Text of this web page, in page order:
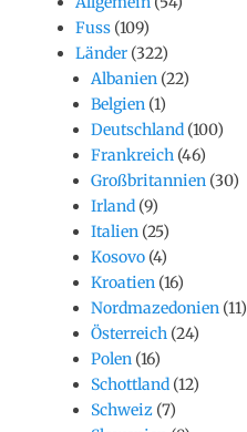
Fuss (109)
Länder (322)
Albanien (22)
Belgien (1)
Deutschland (100)
Frankreich (46)
Großbritannien (30)
Irland (9)
Italien (25)
Kosovo (4)
Kroatien (16)
Nordmazedonien (11)
Österreich (24)
Polen (16)
Schottland (12)
Schweiz (7)